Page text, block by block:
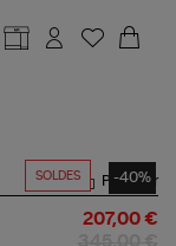
SOLDES -40%
Partager
207,00 €